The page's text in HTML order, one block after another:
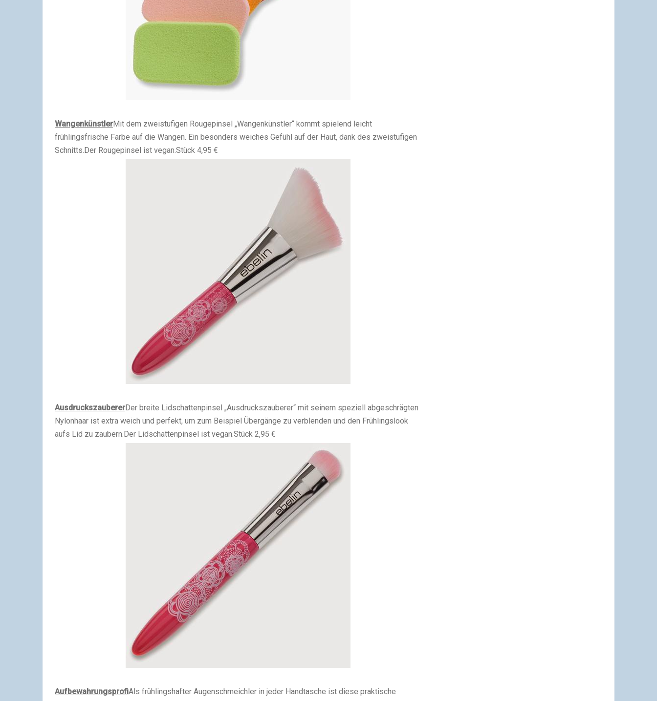
WangenkünstlerMit dem zweistufigen Rougepinsel „Wangenkünstler“ kommt spielend leicht
frühlingsfrische Farbe auf die Wangen. Ein besonders weiches Gefühl auf der Haut, dank des zweistufigen
Schnitts. Der Rougepinsel ist vegan.Stück 4,95 €
AusdruckszaubererDer breite Lidschattenpinsel „Ausdruckszauberer“ mit seinem speziell abgeschrägten
Nylonhaar ist extra weich und perfekt, um zum Beispiel Übergänge zu verblenden und den Frühlingslook
aufs Lid zu zaubern.Der Lidschattenpinsel ist vegan.Stück 2,95 €
AufbewahrungsprofiAls frühlingshafter Augenschmeichler in jeder Handtasche ist diese praktische